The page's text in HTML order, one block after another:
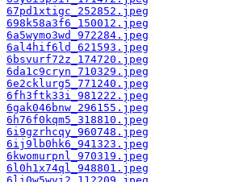
67pd1xtigc_252852.jpeg
698k58a3f6_150012.jpeg
6a5wymo3wd_972284.jpeg
6al4hif6ld_621593.jpeg
6bsvurf72z_174720.jpeg
6da1c9cryn_710329.jpeg
6e2cklurg5_771240.jpeg
6fh3ftk33i_981222.jpeg
6gak046bnw_296155.jpeg
6h76f0kqm5_318810.jpeg
6i9gzrhcqy_960748.jpeg
6ij9lb0hk6_941323.jpeg
6kwomurpnl_970319.jpeg
6l0h1x74ql_948801.jpeg